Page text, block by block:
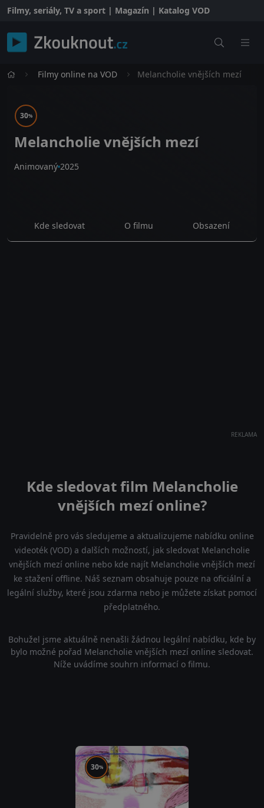
Filmy, seriály, TV a sport | Magazín | Katalog VOD
Filmy online na VOD Melancholie vnějších mezí
30%
Melancholie vnějších mezí
Animovaný 2025
Kde sledovat O filmu Obsazení
REKLAMA
Kde sledovat film Melancholie
vnějších mezí online?
Pravidelně pro vás sledujeme a aktualizujeme nabídku online
videoték (VOD) a dalších možností, jak sledovat Melancholie
vnějších mezí online nebo kde najít Melancholie vnějších mezí
ke stažení offline. Náš seznam obsahuje pouze na oficiální a
legální služby, které jsou zdarma nebo je můžete získat pomocí
předplatného.
Bohužel jsme aktuálně nenašli žádnou legální nabídku, kde by
bylo možné pořad Melancholie vnějších mezí online sledovat.
Níže uvádíme souhrn informací o filmu.
30%